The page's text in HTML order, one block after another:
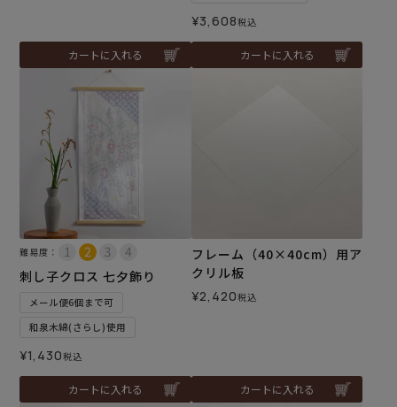
カートに入れる
¥3,608税込
カートに入れる
難易度：
刺し子クロス 七夕飾り
メール便6個まで可
和泉木綿(さらし)使用
¥1,430税込
カートに入れる
フレーム（40×40cm）用ア
クリル板
¥2,420税込
カートに入れる